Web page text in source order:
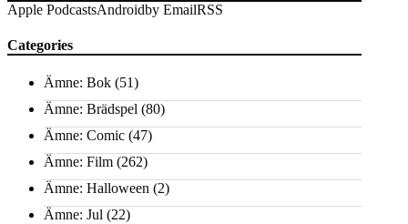
Apple PodcastsAndroidby EmailRSS
Categories
Ämne: Bok (51)
Ämne: Brädspel (80)
Ämne: Comic (47)
Ämne: Film (262)
Ämne: Halloween (2)
Ämne: Jul (22)